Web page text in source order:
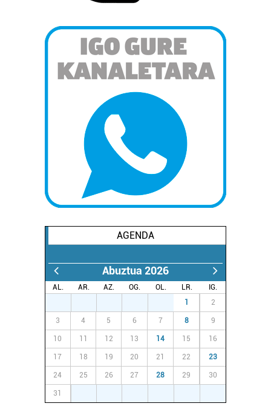
AGENDA
Abuztua 2026
AL. AR. AZ. OG. OL. LR.
IG.
1 2
3 4 5 6 7 8 9
10 11 12 13 14 15 16
17 18 19 20 21 22 23
24 25 26 27 28 29 30
31